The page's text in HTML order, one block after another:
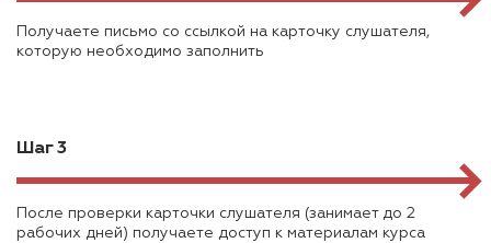
Получаете письмо со ссылкой на карточку слушателя,
которую необходимо заполнить
Шаг 3
После проверки карточки слушателя (занимает до 2
рабочих дней) получаете доступ к материалам курса